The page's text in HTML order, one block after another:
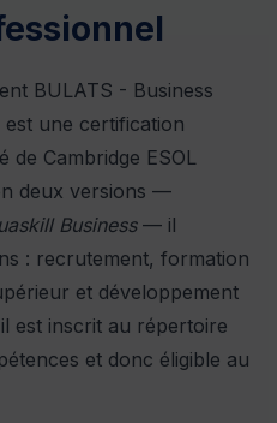
BULATS - Business
est une certification
Cambridge ESOL
deux versions —
Business— il
: recrutement, formation
et développement
est inscrit au répertoire
et donc éligible au